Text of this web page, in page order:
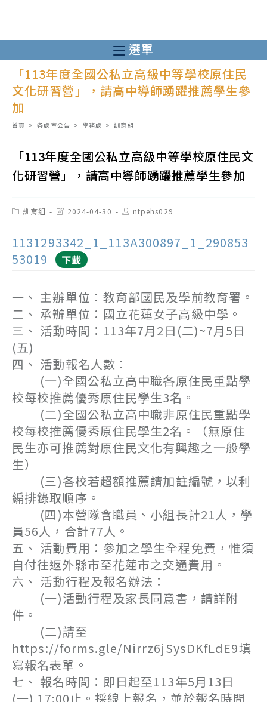
至
主
內
選單
「113年度全國公私立高級中等學校原住民
文化研習營」，請高中導師踴躍推薦學生參
加
首頁 > 各處室公告 > 學務處 > 訓育組
「113年度全國公私立高級中等學校原住民文
化研習營」，請高中導師踴躍推薦學生參加
Post訓育組
Post2024-04-30
Post
author:
ntpehs029
1131293342_1_113A300897_1_290853
53019
下載
一、 主辦單位：教育部國民及學前教育署。
二、 承辦單位：國立花蓮女子高級中學。
三、 活動時間：113年7月2日(二)~7月5日
(五)
四、 活動報名人數：
(一)全國公私立高中職各原住民重點學
校每校推薦優秀原住民學生3名。
(二)全國公私立高中職非原住民重點學
校每校推薦優秀原住民學生2名。（無原住
民生亦可推薦對原住民文化有興趣之一般學
生）
(三)各校若超額推薦請加註編號，以利
編排錄取順序。
(四)本營隊含職員、小組長計21人，學
員56人，合計77人。
五、 活動費用：參加之學生全程免費，惟須
自付往返外縣市至花蓮市之交通費用。
六、 活動行程及報名辦法：
(一)活動行程及家長同意書，請詳附
件。
(二)請至
https://forms.gle/Nirrz6jSysDKfLdE9填
寫報名表單。
七、 報名時間：即日起至113年5月13日
(一) 17:00止。採線上報名，並於報名時間